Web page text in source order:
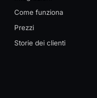
Come funziona
Prezzi
Storie dei clienti